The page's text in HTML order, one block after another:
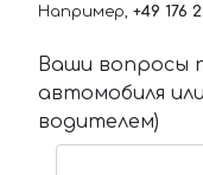
Например, +49 176
Ваши вопросы
автомобиля
водителем)